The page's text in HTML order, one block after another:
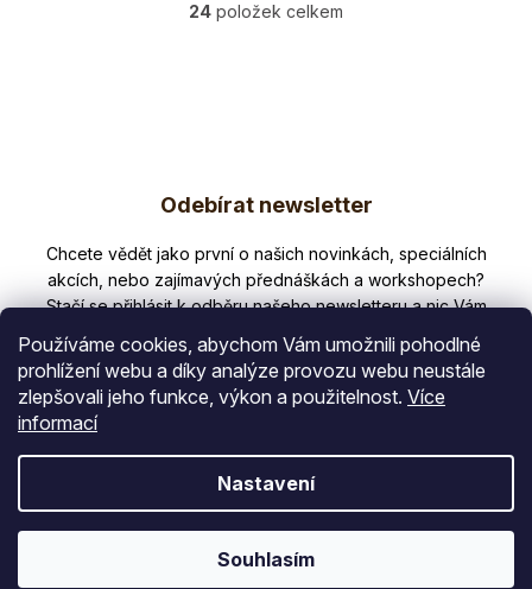
Používáme cookies, abychom Vám umožnili pohodlné
prohlížení webu a díky analýze provozu webu neustále
zlepšovali jeho funkce, výkon a použitelnost. Více
informací
Nastavení
Souhlasím
O
í
r
v
k
y
v
ý
u
24 položek celkem
a
Odebírat newsletter
Nezmeškejte žádné novinky či slevy!
E-mail
Vložením e-mailu souhlasíte s
podmínkami ochrany osobních údajů